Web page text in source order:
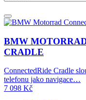
BMW
CRADLE
ConnectedRide Cradle
telefonu jako navigace…
7 098 Kč